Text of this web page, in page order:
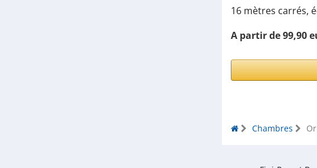
16 mètres carrés,
A partir de 99,90
Chambres